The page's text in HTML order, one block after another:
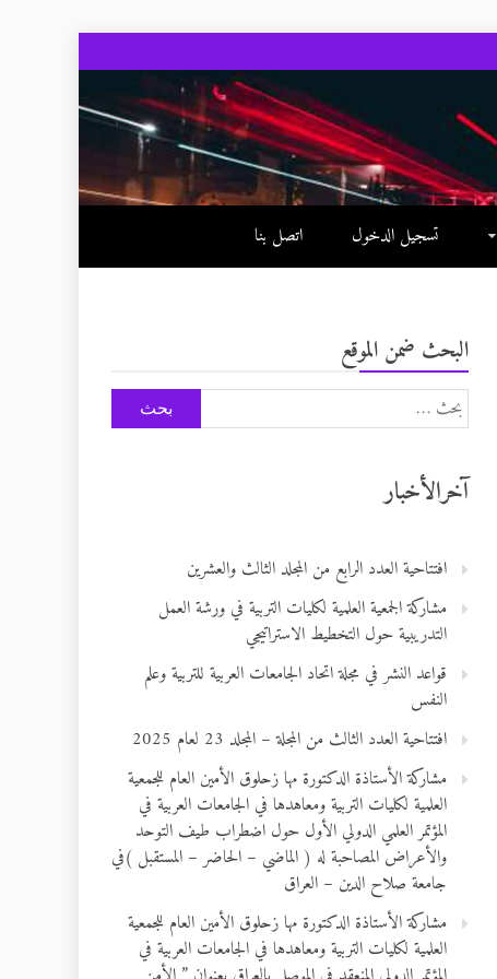
تسجيل الدخول اتصل بنا
البحث ضمن الموقع
البحث
عن:
آخرالأخبار
افتتاحية العدد الرابع من المجلد الثالث والعشرين
مشاركة الجمعية العلمية لكليات التربية في ورشة العمل
التدريبية حول التخطيط الاستراتيجي
قواعد النشر في مجلة اتحاد الجامعات العربية للتربية وعلم
النفس
افتتاحية العدد الثالث من المجلة – المجلد 23 لعام 2025
مشاركة الأستاذة الدكتورة مها زحلوق الأمين العام للجمعية
العلمية لكليات التربية ومعاهدها في الجامعات العربية في
المؤتمر العلمي الدولي الأول حول اضطراب طيف التوحد
والأعراض المصاحبة له ( الماضي – الحاضر – المستقبل )في
جامعة صلاح الدين – العراق
مشاركة الأستاذة الدكتورة مها زحلوق الأمين العام للجمعية
العلمية لكليات التربية ومعاهدها في الجامعات العربية في